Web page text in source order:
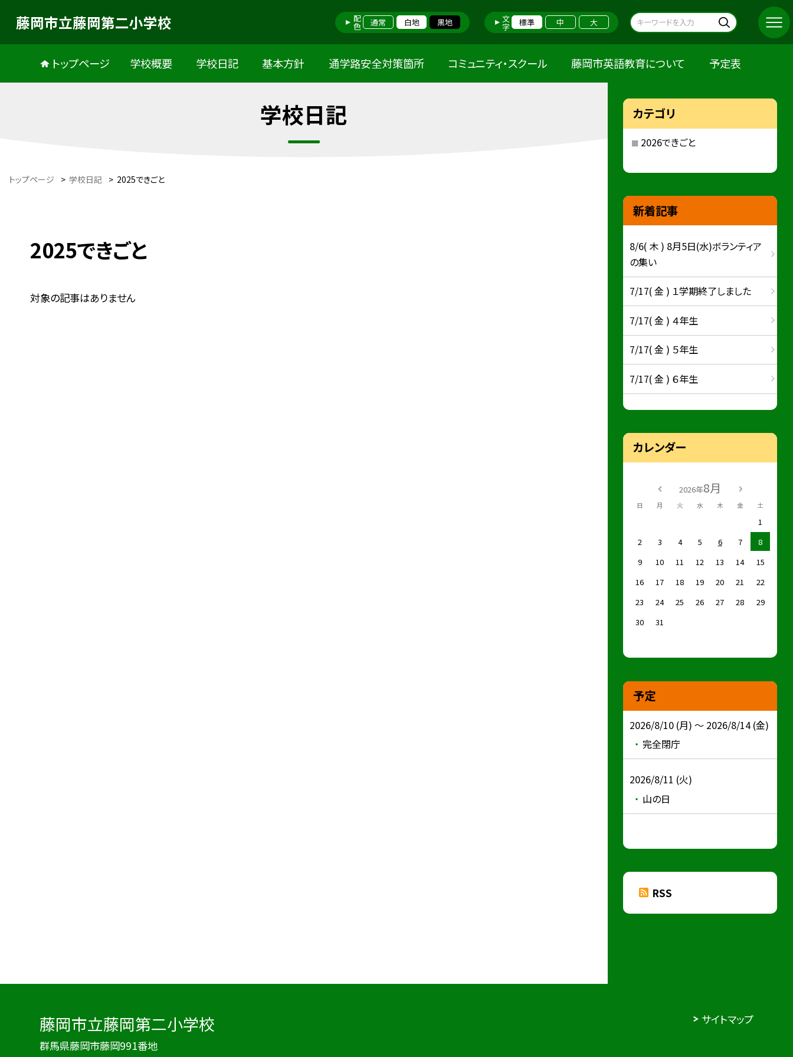
藤岡市立藤岡第二小学校 配色 通常 白地 黒地 文字 標準 中 大
トップページ 学校概要 学校日記 基本方針 通学路安全対策箇所 コミュニティ・スクール 藤岡市英語教育について 予定表
学校日記
トップページ > 学校日記 > 2025できごと
2025できごと
対象の記事はありません
カテゴリ
2026できごと
新着記事
8/6( 木 ) 8月5日(水)ボランティア
の集い
7/17( 金 ) １学期終了しました
7/17( 金 ) ４年生
7/17( 金 ) ５年生
7/17( 金 ) ６年生
カレンダー
2026年8月
日 月 火 水 木 金 土
1
2
3 4 5 6 7
8
9
10 11 12 13 14
15
16
17 18 19 20 21
22
23
24 25 26 27 28
29
30
31
予定
2026/8/10 (月) ～ 2026/8/14 (金)
完全閉庁
2026/8/11 (火)
山の日
RSS
藤岡市立藤岡第二小学校
群馬県藤岡市藤岡991番地
サイトマップ